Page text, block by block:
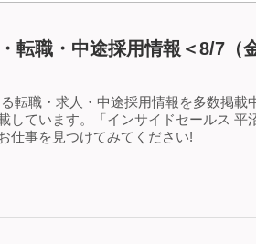
転職・中途採用情報＜8/7（
転職・求人・中途採用情報を多数掲
ています。「インサイドセールス
仕事を見つけてみてください!